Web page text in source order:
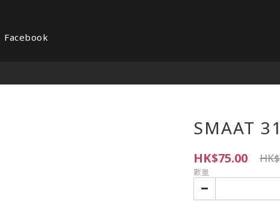
Facebook
SMAAT
HK$75.00
數量